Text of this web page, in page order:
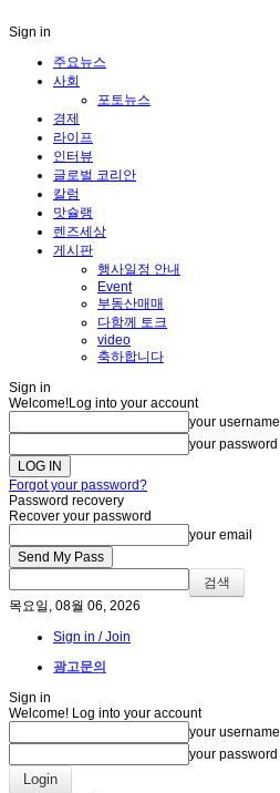
Sign in
주요뉴스
사회
포토뉴스
경제
라이프
인터뷰
글로벌 코리안
칼럼
맛슐랭
렌즈세상
게시판
행사일정 안내
Event
부동산매매
다함께 토크
video
축하합니다
Sign in
Welcome!Log into your account
your username
your password
Forgot your password?
Password recovery
Recover your password
your email
목요일, 08월 06, 2026
Sign in / Join
광고문의
Sign in
Welcome! Log into your account
your username
your password